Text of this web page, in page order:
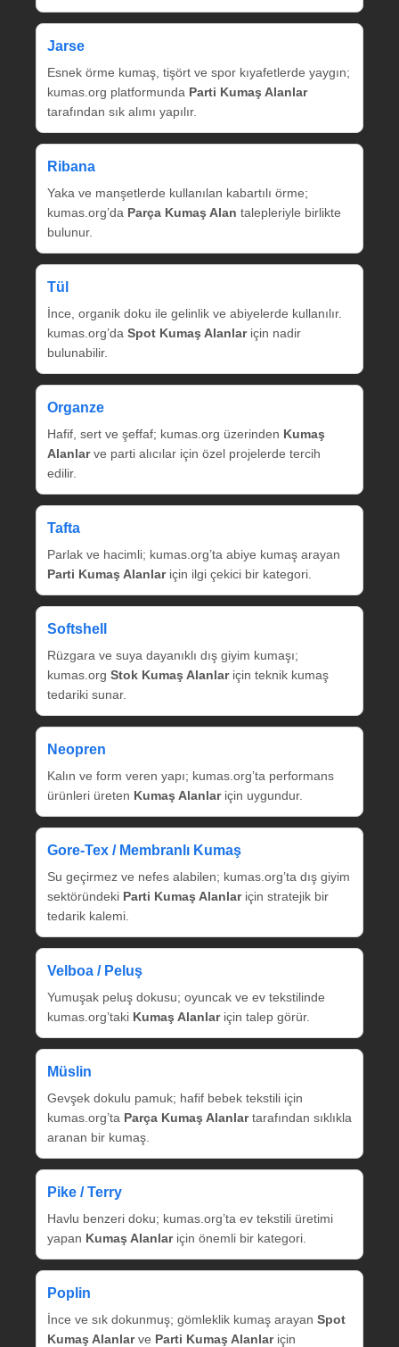
Jarse
Esnek örme kumaş, tişört ve spor kıyafetlerde yaygın;
kumas.org platformunda Parti Kumaş Alanlar
tarafından sık alımı yapılır.
Ribana
Yaka ve manşetlerde kullanılan kabartılı örme;
kumas.org’da Parça Kumaş Alan talepleriyle birlikte
bulunur.
Tül
İnce, organik doku ile gelinlik ve abiyelerde kullanılır.
kumas.org’da Spot Kumaş Alanlariçin nadir
bulunabilir.
Organze
Hafif, sert ve şeffaf; kumas.org üzerinden Kumaş
Alanlarve parti alıcılar için özel projelerde tercih
edilir.
Tafta
Parlak ve hacimli; kumas.org’ta abiye kumaş arayan
Parti Kumaş Alanlariçin ilgi çekici bir kategori.
Softshell
Rüzgara ve suya dayanıklı dış giyim kumaşı;
kumas.org Stok Kumaş Alanlariçin teknik kumaş
tedariki sunar.
Neopren
Kalın ve form veren yapı; kumas.org’ta performans
ürünleri üreten Kumaş Alanlariçin uygundur.
Gore‑Tex / Membranlı Kumaş
Su geçirmez ve nefes alabilen; kumas.org’ta dış giyim
sektöründeki Parti Kumaş Alanlariçin stratejik bir
tedarik kalemi.
Velboa / Peluş
Yumuşak peluş dokusu; oyuncak ve ev tekstilinde
kumas.org’taki Kumaş Alanlariçin talep görür.
Müslin
Gevşek dokulu pamuk; hafif bebek tekstili için
kumas.org’ta Parça Kumaş Alanlartarafından sıklıkla
aranan bir kumaş.
Pike / Terry
Havlu benzeri doku; kumas.org’ta ev tekstili üretimi
yapan Kumaş Alanlariçin önemli bir kategori.
Poplin
İnce ve sık dokunmuş; gömleklik kumaş arayan Spot
Kumaş Alanlarve Parti Kumaş Alanlariçin